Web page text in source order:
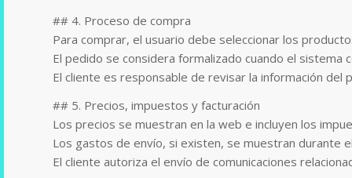
## 4. Proceso de compra
Para comprar, el usuario debe seleccionar los
El pedido se considera formalizado cuando el sistema
El cliente es responsable de revisar la información
## 5. Precios, impuestos y facturación
Los precios se muestran en la web e incluyen los
Los gastos de envío, si existen, se muestran durante
El cliente autoriza el envío de comunicaciones